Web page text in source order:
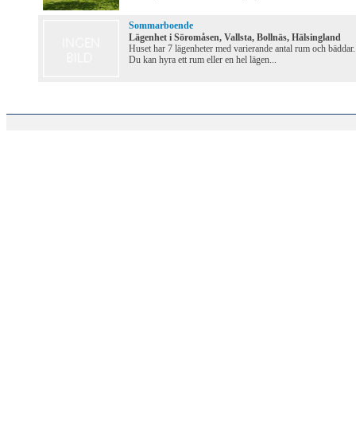
Sommarboende
Lägenhet i Söromåsen, Vallsta, Bollnäs, Hälsingland
Huset har 7 lägenheter med varierande antal rum och bäddar.
Du kan hyra ett rum eller en hel lägen...